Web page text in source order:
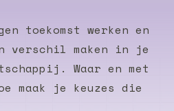
toekomst werken en
maken in je
Waar en met
maak je keuzes die